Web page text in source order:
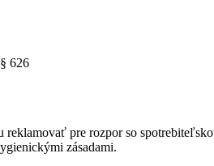
626
pre rozpor so
zásadami.